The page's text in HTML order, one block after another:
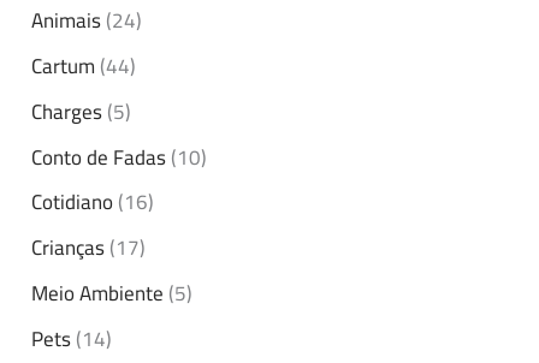
Animais(24)
Cartum(44)
Charges(5)
Conto de Fadas(10)
Cotidiano(16)
Crianças(17)
Meio Ambiente(5)
Pets(14)